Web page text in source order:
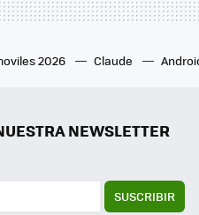
2026 Claude
NEWSLETTER
SUSCRIBIR